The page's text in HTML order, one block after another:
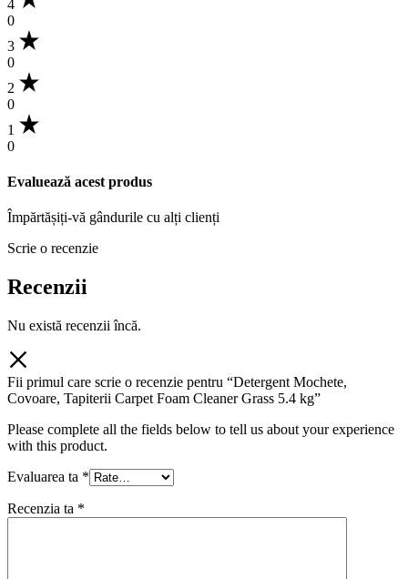
4
0
3
0
2
0
1
0
Evaluează acest produs
Împărtășiți-vă gândurile cu alți clienți
Scrie o recenzie
Recenzii
Nu există recenzii încă.
Fii primul care scrie o recenzie pentru “Detergent Mochete,
Covoare, Tapiterii Carpet Foam Cleaner Grass 5.4 kg”
Please complete all the fields below to tell us about your experience
with this product.
Evaluarea ta *
Recenzia ta *